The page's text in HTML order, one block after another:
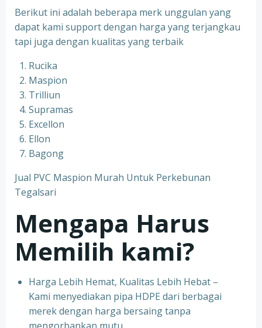
Berikut ini adalah beberapa merk unggulan yang
dapat kami support dengan harga yang terjangkau
tapi juga dengan kualitas yang terbaik
Rucika
Maspion
Trilliun
Supramas
Excellon
Ellon
Bagong
Jual PVC Maspion Murah Untuk Perkebunan
Tegalsari
Mengapa Harus
Memilih kami?
Harga Lebih Hemat, Kualitas Lebih Hebat –
Kami menyediakan pipa HDPE dari berbagai
merek dengan harga bersaing tanpa